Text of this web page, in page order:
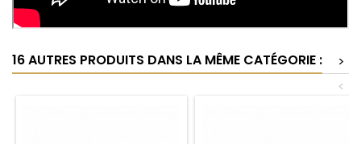
16 AUTRES PRODUITS DANS LA MÊME CATÉGORIE :
>
<